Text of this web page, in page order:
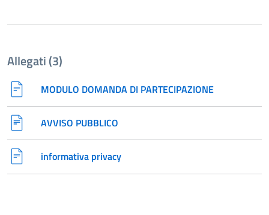
Allegati (3)
MODULO DOMANDA DI PARTECIPAZIONE
AVVISO PUBBLICO
informativa privacy